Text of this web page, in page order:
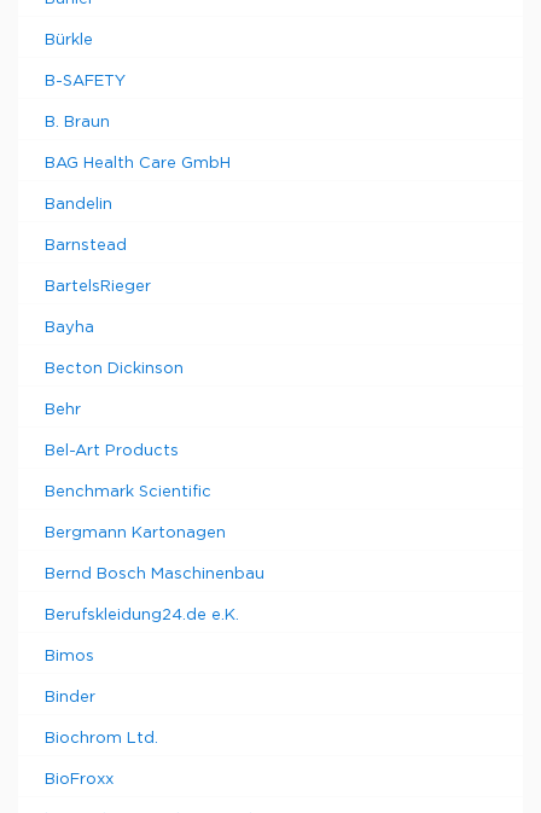
Bürkle
B-SAFETY
B. Braun
BAG Health Care GmbH
Bandelin
Barnstead
BartelsRieger
Bayha
Becton Dickinson
Behr
Bel-Art Products
Benchmark Scientific
Bergmann Kartonagen
Bernd Bosch Maschinenbau
Berufskleidung24.de e.K.
Bimos
Binder
Biochrom Ltd.
BioFroxx